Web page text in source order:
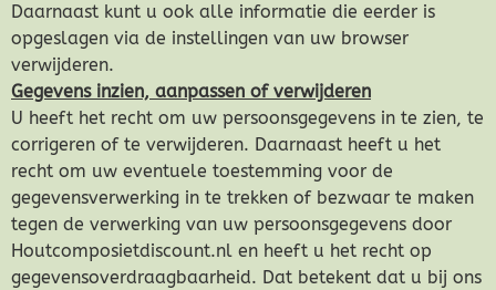
Daarnaast kunt u ook alle informatie die eerder is
opgeslagen via de instellingen van uw browser
verwijderen.
Gegevens inzien, aanpassen of verwijderen
U heeft het recht om uw persoonsgegevens in te zien, te
corrigeren of te verwijderen. Daarnaast heeft u het
recht om uw eventuele toestemming voor de
gegevensverwerking in te trekken of bezwaar te maken
tegen de verwerking van uw persoonsgegevens door
Houtcomposietdiscount.nl en heeft u het recht op
gegevensoverdraagbaarheid. Dat betekent dat u bij ons